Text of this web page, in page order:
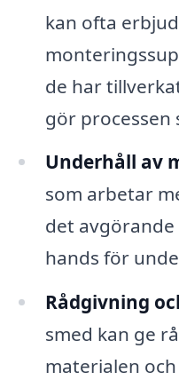
kan ofta
de har
gör processen
Underhåll av
som arbetar
det
hands för
Rådgivning
smed kan ge
materialen